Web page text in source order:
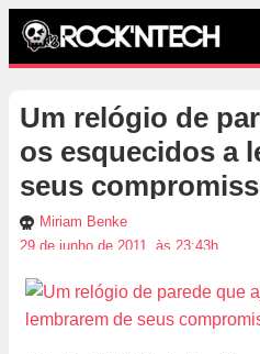
Um relógio de
os esquecidos a
seus
Miriam Benke
29 de junho de 2011, às 23:43h